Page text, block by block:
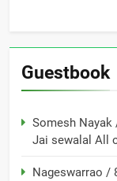
Guestbook
Somesh Nayak
Jai sewalal All
Nageswarrao /